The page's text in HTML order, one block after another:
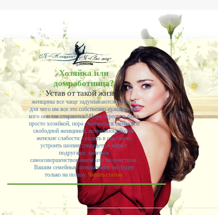
Хозяйка или
домработница?
Устав от такой жизни,
женщины все чаще задумываются о том, а
для чего им все это собственно нужно и для
кого они так стараются? Пора перестать быть
просто хозяйкой, пора становиться сильной и
свободной женщиной, позволяющей себе
женские слабости: сходить в спа салон,
устроить шопинг, посидеть в кафе с
подругами, заняться
самосовершенствованием или творчеством.
Вашим семейным отношениям это будет
только на пользу. Читать статью